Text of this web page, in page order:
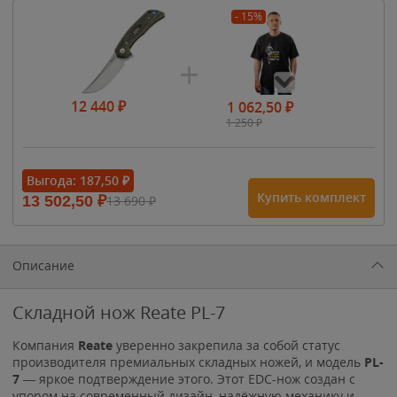
12 440₽
- 15%
1 062,50₽
1 250₽
1 615₽
1 900₽1 900₽
Выгода: 187,50 ₽
13 502,50 ₽13 690₽ Купить комплект
Описание
Складной нож Reate PL-7
Компания Reate уверенно закрепила за собой статус
производителя премиальных складных ножей, и модель PL-
7 — яркое подтверждение этого. Этот EDC-нож создан с